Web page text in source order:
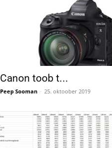
Canon toob t...
Peep Sooman - 25. oktoober 2019